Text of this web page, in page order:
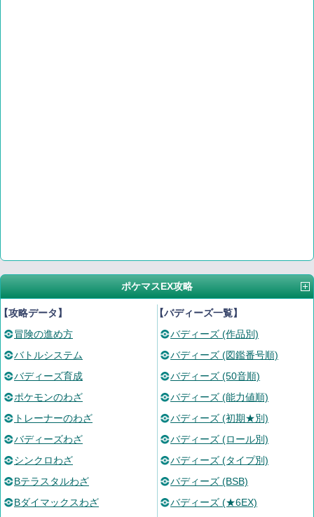
ポケマスEX攻略
攻略データ】
冒険の進め方
バトルシステム
バディーズ育成
ポケモンのわざ
トレーナーのわざ
バディーズわざ
シンクロわざ
Bテラスタルわざ
Bダイマックスわざ
【バディーズ一覧】
バディーズ (作品別)
バディーズ (図鑑番号順)
バディーズ (50音順)
バディーズ (能力値順)
バディーズ (初期★別)
バディーズ (ロール別)
バディーズ (タイプ別)
バディーズ (BSB)
バディーズ (★6EX)